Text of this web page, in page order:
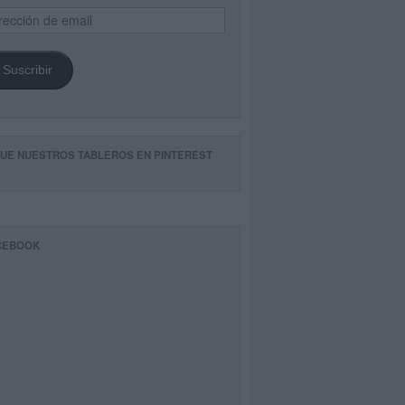
Suscribir
NUESTROS TABLEROS EN PINTEREST